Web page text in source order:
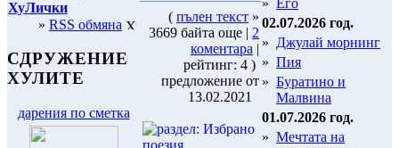
ХуЛички
» RSS обмяна
СДРУЖЕНИЕ
ХУЛИТЕ
дарения по сметка
( пълен текст »
3669 байта още | 2
коментара |
рейтинг: 4 )
предложение от
13.02.2021
» Его
02.07.2026 год.
» Джулай морнинг
» Пия
» Буратино и
Малвина
01.07.2026 год.
» Мечтата на